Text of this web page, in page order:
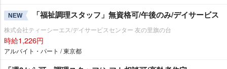
NEW 「福祉調理スタッフ」無資格可/午後のみ/デイサービス
株式会社ティーシーエス/デイサービスセンター 友の里旗の台
時給1,226円
アルバイト・パート / 東京都